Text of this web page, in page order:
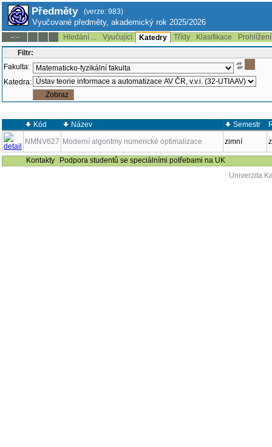
Předměty (verze: 983)
Vyučované předměty, akademický rok 2025/2026
--:-- Hledání ... Vyučující Katedry Třídy Klasifikace
Filtr:
Fakulta:
Katedra:
Kód Název Semestr
NMNV627 Moderní algoritmy numerické optimalizace zimní
Kontakty
Podpora studentů se speciálními potřebami na UK
Univerzita